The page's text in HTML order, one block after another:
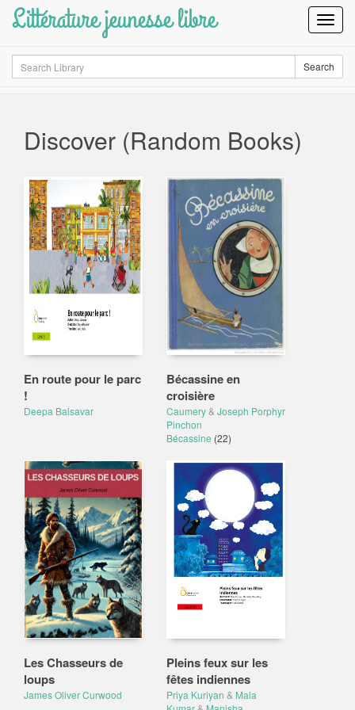
Littérature jeunesse libre
Search Search
Discover (Random Books)
En route pour le parc
!
Deepa Balsavar
Bécassine en
croisière
Caumery& Joseph Porphyr
Pinchon
Bécassine (22)
Les Chasseurs de
loups
James Oliver Curwood
Pleins feux sur les
fêtes indiennes
Priya Kuriyan & Mala